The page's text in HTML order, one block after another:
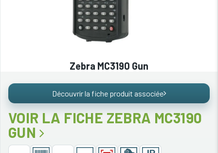
Zebra MC3190 Gun
Découvrir la fiche produit associée
VOIR LA FICHE ZEBRA MC3190
GUN